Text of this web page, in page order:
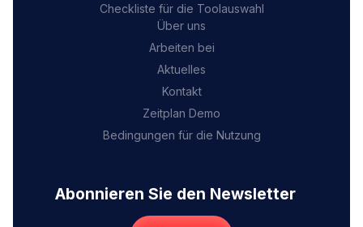
Checkliste für die Toolauswahl
Über uns
Arbeiten bei
Aktuelles
Kontakt
Zeitplan Demo
Bedingungen für die Nutzung
Abonnieren Sie den Newsletter